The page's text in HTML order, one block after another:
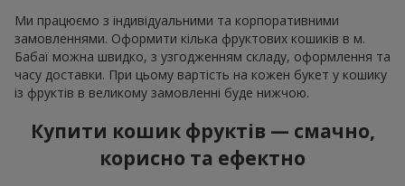
Ми працюємо з індивідуальними та корпоративними
замовленнями. Оформити кілька фруктових кошиків в м.
Бабаї можна швидко, з узгодженням складу, оформлення та
часу доставки. При цьому вартість на кожен букет у кошику
із фруктів в великому замовленні буде нижчою.
Купити кошик фруктів — смачно,
корисно та ефектно